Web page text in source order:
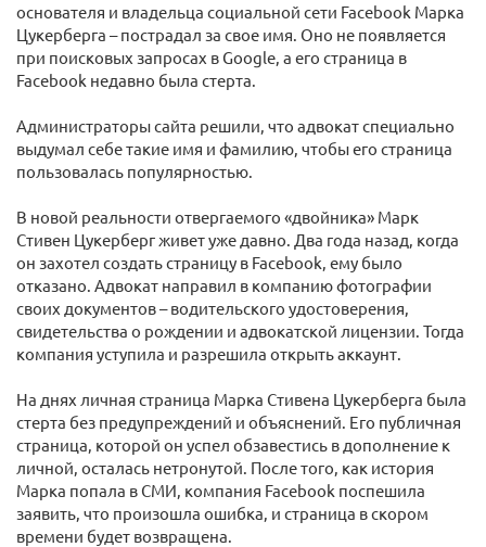
основателя и владельца социальной сети Facebook Марка
Цукерберга – пострадал за свое имя. Оно не появляется
при поисковых запросах в Google, а его страница в
Facebook недавно была стерта.
Администраторы сайта решили, что адвокат специально
выдумал себе такие имя и фамилию, чтобы его страница
пользовалась популярностью.
В новой реальности отвергаемого «двойника» Марк
Стивен Цукерберг живет уже давно. Два года назад, когда
он захотел создать страницу в Facebook, ему было
отказано. Адвокат направил в компанию фотографии
своих документов – водительского удостоверения,
свидетельства о рождении и адвокатской лицензии. Тогда
компания уступила и разрешила открыть аккаунт.
На днях личная страница Марка Стивена Цукерберга была
стерта без предупреждений и объяснений. Его публичная
страница, которой он успел обзавестись в дополнение к
личной, осталась нетронутой. После того, как история
Марка попала в СМИ, компания Facebook поспешила
заявить, что произошла ошибка, и страница в скором
времени будет возвращена.